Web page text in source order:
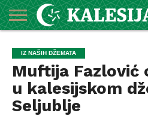
O
MEDŽLISU
DŽEMATI
IMAMI
MEKTEBSKI
CENTAR
VIJESTI
HUTBE
NAJAVE
KALENDAR
KONTAKT
IZ NAŠIH DŽEMATA
Muftija Fazlović
u kalesijskom
Seljublje